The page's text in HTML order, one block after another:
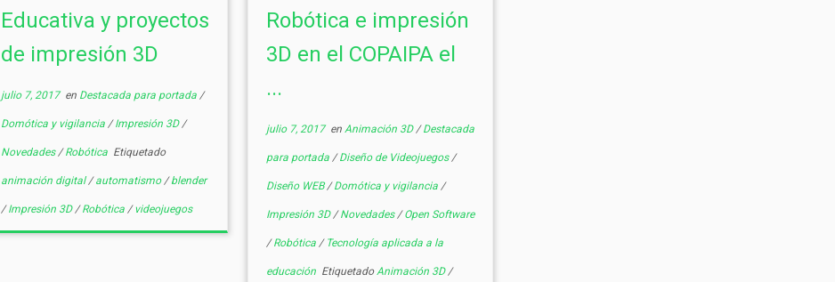
Educativa y proyectos
de impresión 3D
julio 7, 2017en Destacada para portada/
Domótica y vigilancia/Impresión 3D/
Novedades/Robótica Etiquetado
animación digital/automatismo/blender
/Impresión 3D/Robótica/videojuegos
Robótica e impresión
3D en el COPAIPA el
...
julio 7, 2017en Animación 3D/Destacada
para portada /Diseño de Videojuegos/
Diseño WEB/Domótica y vigilancia /
Impresión 3D/Novedades/Open Software
/Robótica / Tecnología aplicada a la
educación EtiquetadoAnimación 3D/